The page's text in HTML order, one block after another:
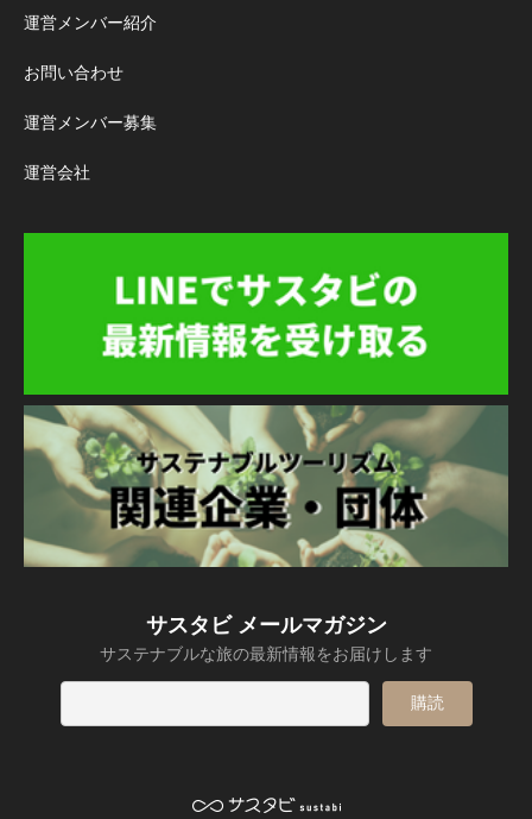
運営メンバー紹介
お問い合わせ
運営メンバー募集
運営会社
サスタビ メールマガジン
サステナブルな旅の最新情報をお届けします